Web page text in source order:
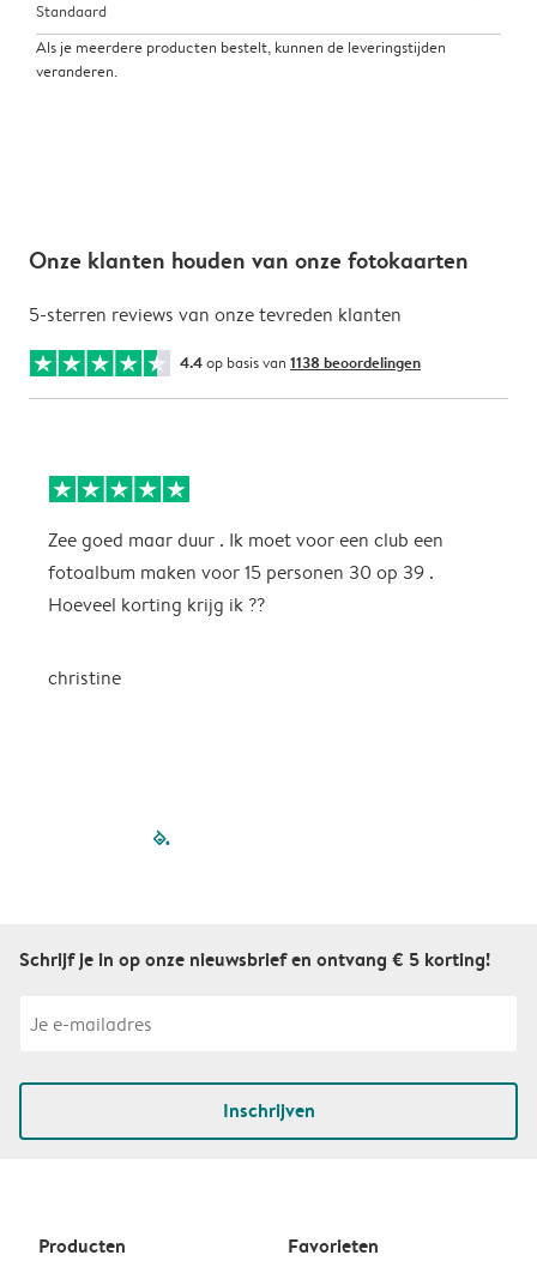
Standaard
Als je meerdere producten bestelt, kunnen de leveringstijden
veranderen.
Onze klanten houden van onze fotokaarten
5-sterren reviews van onze tevreden klanten
4.4op basis van 1138 beoordelingen
Zee goed maar duur . Ik moet voor een club een
fotoalbum maken voor 15 personen 30 op 39 .
Hoeveel korting krijg ik ??
christine
filled-pagination
Schrijf je in op onze nieuwsbrief en ontvang € 5 korting!
Inschrijven
Producten Favorieten